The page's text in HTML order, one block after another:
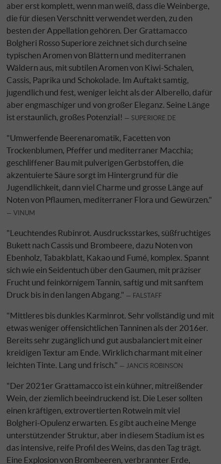
aber erst komplett, wenn man weiß, dass die Weinberge,
die für diesen Verschnitt verwendet werden, zu den
besten der Appellation gehören. Der Grattamacco
Bolgheri Rosso Superiore zeichnet sich durch seine
typischen Aromen von Blättern und mediterranen
Wäldern aus, mit subtilen Aromen von Kiwi-Schalen,
Cassis, Paprika und Schokolade. Im Auftakt samtig,
jugendlich und fest, weniger leicht als der Alberello, dafür
aber engmaschiger und von großer Eleganz. Seine Länge
ist erstaunlich, großes Potenzial!
SUPERIORE.DE
"Umwerfende Beerenaromatik, Facetten von
Trockenblumen, Pfeffer und mediterraner Macchia;
geschliffener Bau mit pulverigen Gerbstoffen, die
akzentuierte Säure sorgt im Hintergrund für die
Jugendlichkeit, dann viel Charme und grosse Länge auf
Noten von Pflaumen, mediterraner Flora und Gewürzen."
VINUM
"Leuchtendes Rubinrot. Ausdrucksstarkes, süßfruchtiges
Bukett nach Cassis und Brombeere, dazu Noten von
Ebenholz, Tabakblatt, Kakao und Fumé, komplex. Spannt
sich wie ein Seidentuch über den Gaumen, mit präziser
Frucht und feinkörnigem Tannin, saftig und mit sanftem
Druck bis in den langen Abgang."
FALSTAFF
"Mittleres bis dunkles Karminrot. Sehr vollständig und mit
etwas weniger offensichtlichen Tanninen als der 2016er.
Bereits sehr zugänglich und gut ausbalanciert mit einer
kreidigen Textur am Ende. Wirklich charmant mit einer
leichten Tinte. Lang und frisch."
JANCIS ROBINSON
"Der 2021er Grattamacco ist ein kühner, mitreißender
Wein, der ziemlich beeindruckend ist. Die Leser sollten
einen kräftigen, extrovertierten Rotwein mit viel
Bolgheri-Opulenz erwarten. Es gibt auch eine Menge
unterstützender Struktur, aber in diesem Stadium ist es
das intensive, reife Profil des Weins, das den Tag trägt.
Eine Explosion von Brombeeren, verbrannter Erde,